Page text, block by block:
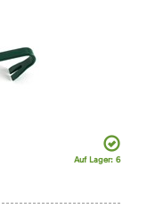
Auf Lager: 6